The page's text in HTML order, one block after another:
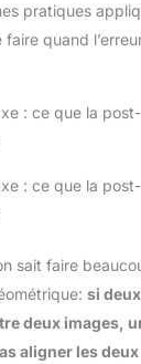
pratiques
quand
: ce que la
: ce que la
sait faire
si
deux images,
aligner les